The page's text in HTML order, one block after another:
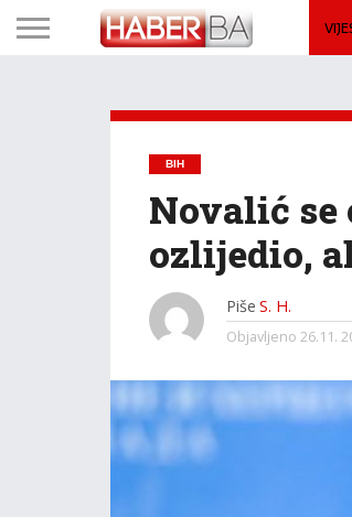
BIH
Novalić se
ozlijedio,
Piše S. H.
Objavljeno 26.11.